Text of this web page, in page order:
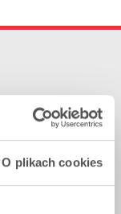
O plikach cookies
podróż będzie
będziesz o
to nie tylko